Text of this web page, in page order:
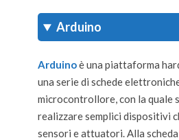
Arduino
Arduinoè una piattaforma
una serie di schede
microcontrollore, con la quale
realizzare semplici dispositivi
sensori e attuatori. Alla